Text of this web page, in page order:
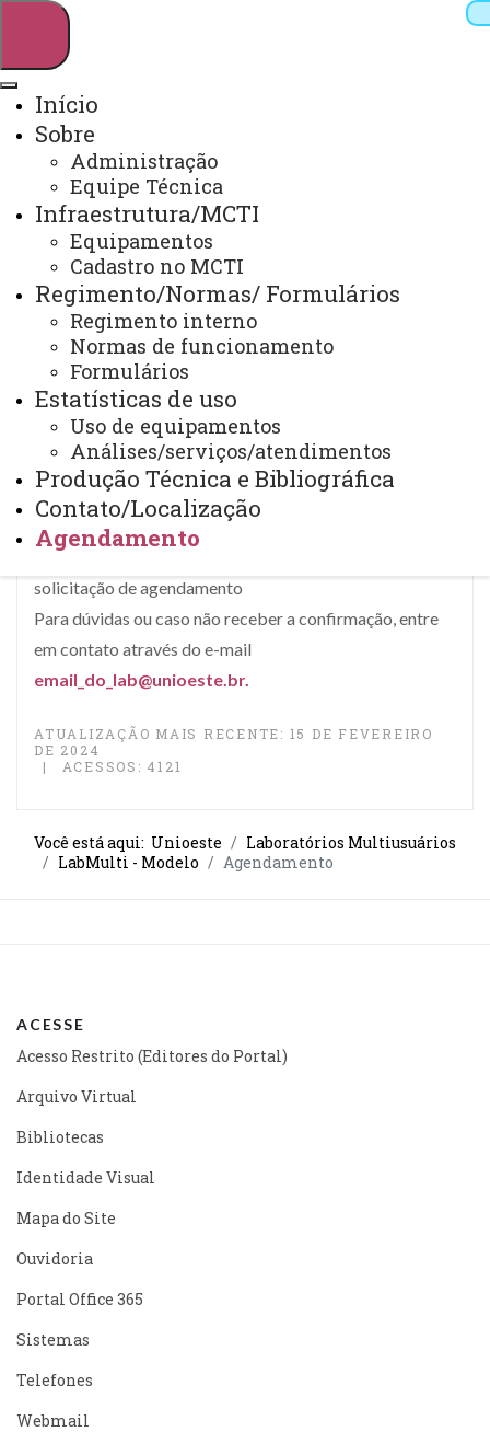
Webmail Sistemas
Arquivo Virtual
Início
Sobre
Administração
Equipe Técnica
Infraestrutura/MCTI
Equipamentos
Cadastro no MCTI
Regimento/Normas/ Formulários
Regimento interno
Normas de funcionamento
Formulários
Estatísticas de uso
Uso de equipamentos
Análises/serviços/atendimentos
Produção Técnica e Bibliográfica
Contato/Localização
Agendamento
Agendamento
Para agendamento do uso do laboratório, preencha o
formulário
solicitação de agendamento
Para dúvidas ou caso não receber a confirmação, entre
em contato através do e-mail
email_do_lab@unioeste.br.
ATUALIZAÇÃO MAIS RECENTE: 15 DE FEVEREIRO
DE 2024
ACESSOS: 4121
Você está aqui: Unioeste
Laboratórios Multiusuários
LabMulti - Modelo
Agendamento
ACESSE
Acesso Restrito (Editores do Portal)
Arquivo Virtual
Bibliotecas
Identidade Visual
Mapa do Site
Ouvidoria
Portal Office 365
Sistemas
Telefones
Webmail